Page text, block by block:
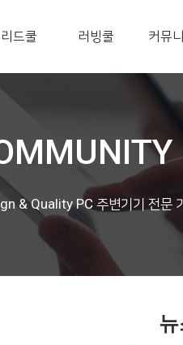
리드쿨 러빙쿨 커뮤
& Quality PC 주변기기 전문